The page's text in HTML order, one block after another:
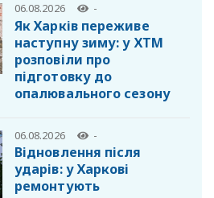
06.08.2026 -
Як Харків переживе
наступну зиму: у ХТМ
розповіли про
підготовку до
опалювального сезону
06.08.2026 -
Відновлення після
ударів: у Харкові
ремонтують